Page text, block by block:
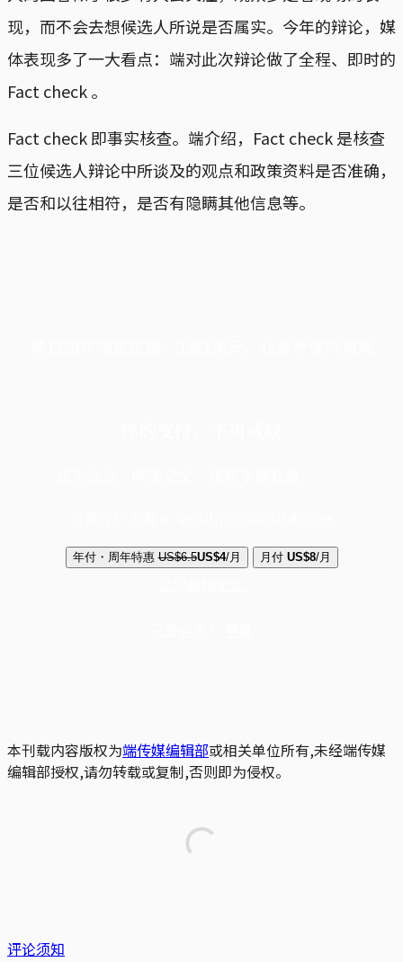
现，而不会去想候选人所说是否属实。今年的辩论，媒
体表现多了一大看点：端对此次辩论做了全程、即时的
Fact check 。
Fact check 即事实核查。端介绍，Fact check 是核查
三位候选人辩论中所谈及的观点和政策资料是否准确，
是否和以往相符，是否有隐瞒其他信息等。
年付・周年特惠 US$6.5US$4/月 月付 US$8/月
本刊载内容版权为端传媒编辑部或相关单位所有,未经端传媒
编辑部授权,请勿转载或复制,否则即为侵权。
评论须知